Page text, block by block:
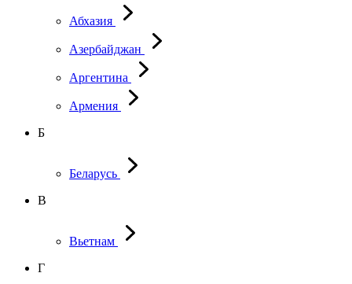
Абхазия
Азербайджан
Аргентина
Армения
Б
Беларусь
В
Вьетнам
Г